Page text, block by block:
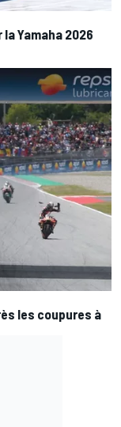
Yamaha 2026
les coupures à